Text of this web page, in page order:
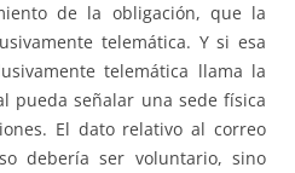
de la obligación, que la
telemática. Y si esa
telemática llama la
pueda señalar una sede física
El dato relativo al correo
debería ser voluntario, sino